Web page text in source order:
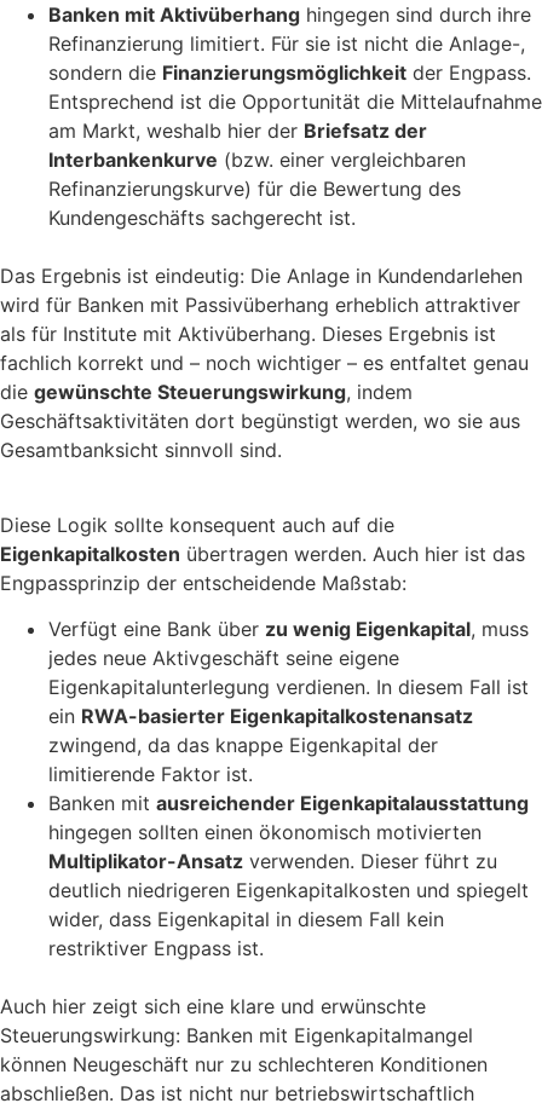
Banken mit Aktivüberhang hingegen sind durch ihre
Refinanzierung limitiert. Für sie ist nicht die Anlage-,
sondern die Finanzierungsmöglichkeit der Engpass.
Entsprechend ist die Opportunität die Mittelaufnahme
am Markt, weshalb hier der Briefsatz der
Interbankenkurve (bzw. einer vergleichbaren
Refinanzierungskurve) für die Bewertung des
Kundengeschäfts sachgerecht ist.
Das Ergebnis ist eindeutig: Die Anlage in Kundendarlehen
wird für Banken mit Passivüberhang erheblich attraktiver
als für Institute mit Aktivüberhang. Dieses Ergebnis ist
fachlich korrekt und – noch wichtiger – es entfaltet genau
die gewünschte Steuerungswirkung, indem
Geschäftsaktivitäten dort begünstigt werden, wo sie aus
Gesamtbanksicht sinnvoll sind.
Diese Logik sollte konsequent auch auf die
Eigenkapitalkosten übertragen werden. Auch hier ist das
Engpassprinzip der entscheidende Maßstab:
Verfügt eine Bank über zu wenig Eigenkapital, muss
jedes neue Aktivgeschäft seine eigene
Eigenkapitalunterlegung verdienen. In diesem Fall ist
ein RWA-basierter Eigenkapitalkostenansatz
zwingend, da das knappe Eigenkapital der
limitierende Faktor ist.
Banken mit ausreichender Eigenkapitalausstattung
hingegen sollten einen ökonomisch motivierten
Multiplikator-Ansatz verwenden. Dieser führt zu
deutlich niedrigeren Eigenkapitalkosten und spiegelt
wider, dass Eigenkapital in diesem Fall kein
restriktiver Engpass ist.
Auch hier zeigt sich eine klare und erwünschte
Steuerungswirkung: Banken mit Eigenkapitalmangel
können Neugeschäft nur zu schlechteren Konditionen
abschließen. Das ist nicht nur betriebswirtschaftlich